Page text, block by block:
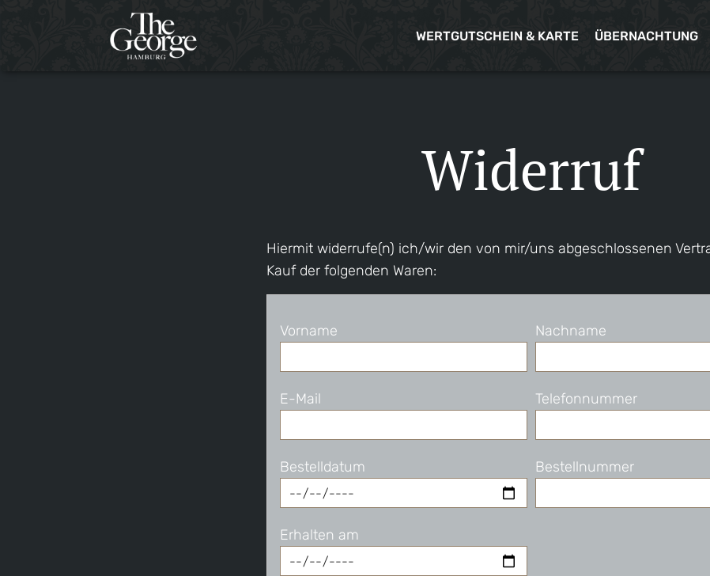
WERTGUTSCHEIN & KARTE ÜBERNACHTUNG
Widerruf
Hiermit widerrufe(n) ich/wir den von mir/uns abgeschlossenen
Kauf der folgenden Waren:
Vorname Nachname
E-Mail Telefonnummer
Bestelldatum Bestellnummer
Erhalten am